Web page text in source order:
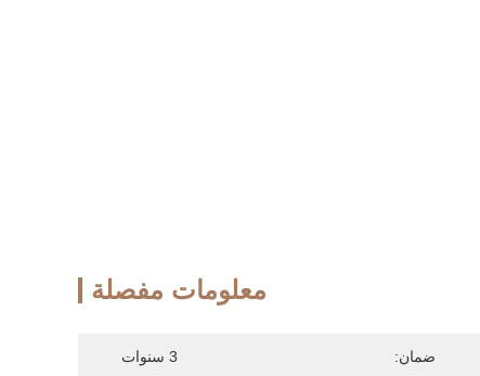
معلومات مفصلة
ضمان: 3 سنوات